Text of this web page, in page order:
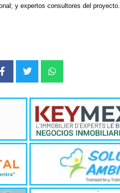
y expertos consultores del proyecto.